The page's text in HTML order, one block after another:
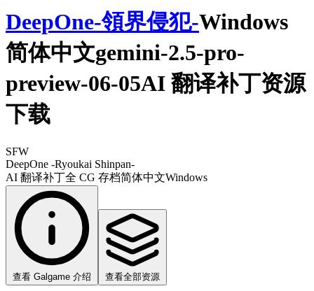
DeepOne-領界侵犯-Windows
简体中文gemini-2.5-pro-
preview-06-05AI 翻译补丁资源
下载
SFW
DeepOne -Ryoukai Shinpan-
AI 翻译补丁全 CG 存档简体中文Windows
查看 Galgame 介绍 查看全部资源